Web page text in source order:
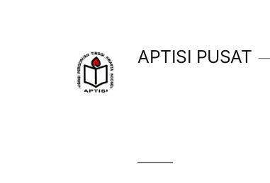
APTISI PUSAT